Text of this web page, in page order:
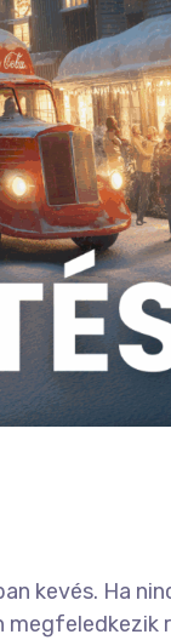
kevés. Ha
megfeledkezik